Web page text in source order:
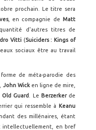
prochain. Le titre sera
, en compagnie deMatt
d'autres titres de
Vitti (Suiciders : Kings of
sociaux être au travail
de méta-parodie des
John Wick en ligne de mire,
Old Guard . Le Berzerker de
qui ressemble à Keanu
des millénaires, étant
intellectuellement, en bref